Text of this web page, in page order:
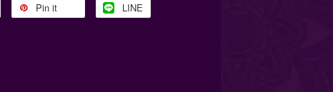
Pin it LINE